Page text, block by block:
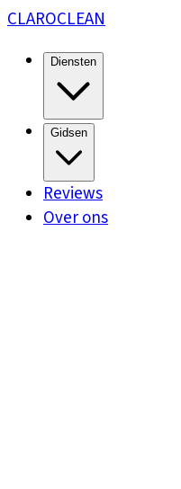
CLAROCLEAN
Diensten
Gidsen
Reviews
Over ons